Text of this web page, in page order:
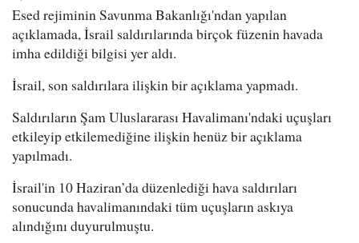
Esed rejiminin Savunma Bakanlığı'ndan yapılan
açıklamada, İsrail saldırılarında birçok füzenin havada
imha edildiği bilgisi yer aldı.
İsrail, son saldırılara ilişkin bir açıklama yapmadı.
Saldırıların Şam Uluslararası Havalimanı'ndaki uçuşları
etkileyip etkilemediğine ilişkin henüz bir açıklama
yapılmadı.
İsrail'in 10 Haziran’da düzenlediği hava saldırıları
sonucunda havalimanındaki tüm uçuşların askıya
alındığını duyurulmuştu.